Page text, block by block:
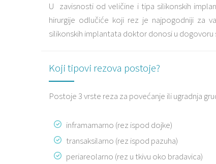
U zavisnosti od veličine i tipa silikonskih
hirurgije odlučiće koji rez je najpogodniji za
silikonskih implantata doktor donosi u dogovoru
Koji tipovi rezova postoje?
Postoje 3 vrste reza za povećanje ili ugradnja
inframamarno (rez ispod dojke)
transaksilarno (rez ispod pazuha)
periareolarno (rez u tkivu oko bradavica)